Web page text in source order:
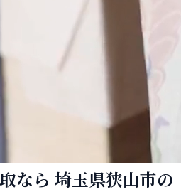
なら 埼玉県狭山市の